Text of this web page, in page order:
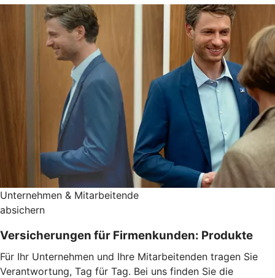
Unternehmen & Mitarbeitende
absichern
Versicherungen für Firmenkunden: Produkte
Für Ihr Unternehmen und Ihre Mitarbeitenden tragen Sie
Verantwortung, Tag für Tag. Bei uns finden Sie die